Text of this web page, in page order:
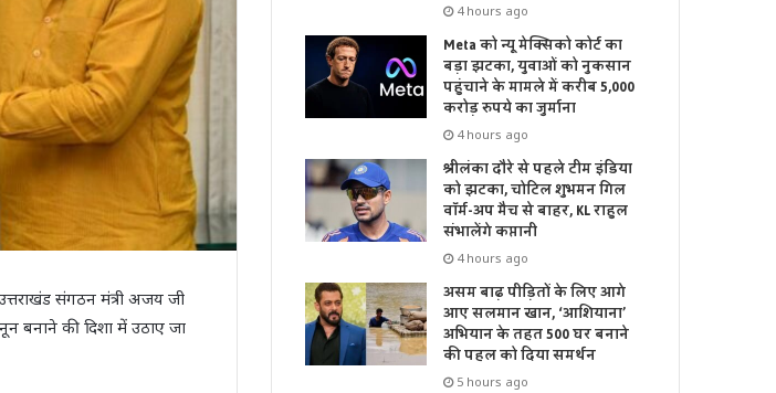
संगठन मंत्री अजय जी
बनाने की दिशा में उठाए जा
4 hours ago
Meta को न्यू मेक्सिको कोर्ट का
बड़ा झटका, युवाओं को नुकसान
पहुंचाने के मामले में करीब 5,000
करोड़ रुपये का जुर्माना
4 hours ago
श्रीलंका दौरे से पहले टीम इंडिया
को झटका, चोटिल शुभमन गिल
वॉर्म-अप मैच से बाहर, KL राहुल
संभालेंगे कप्तानी
4 hours ago
असम बाढ़ पीड़ितों के लिए आगे
आए सलमान खान, ‘आशियाना’
अभियान के तहत 500 घर बनाने
की पहल को दिया समर्थन
5 hours ago